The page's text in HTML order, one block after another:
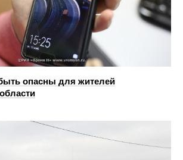
опасны для жителей